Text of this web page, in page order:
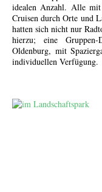
idealen Anzahl. Alle mit
Cruisen durch Orte und
hatten sich nicht nur
hierzu; eine
Oldenburg, mit
individuellen Verfügung.